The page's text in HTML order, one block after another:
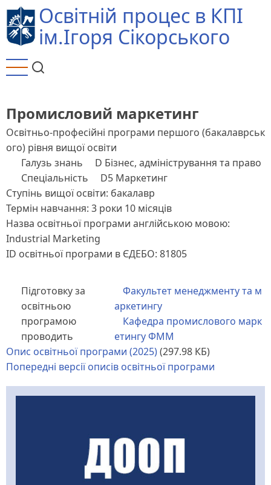
Перейти
до
основного
Освітній процес в КПІ
ім.Ігоря Сікорського
Промисловий маркетинг
Освітньо-професійні програми першого (бакалаврськ
ого) рівня вищої освіти
Галузь знань
D Бізнес, адміністрування та право
Спеціальність
D5 Маркетинг
Ступінь вищої освіти: бакалавр
Термін навчання: 3 роки 10 місяців
Назва освітньої програми англійською мовою:
Industrial Marketing
ID освітньої програми в ЄДЕБО: 81805
Підготовку за
освітньою
програмою
проводить
Факультет менеджменту та м
аркетингу
Кафедра промислового марк
етингу ФММ
Опис освітньої програми (2025)(297.98 КБ)
Попередні версії описів освітньої програми